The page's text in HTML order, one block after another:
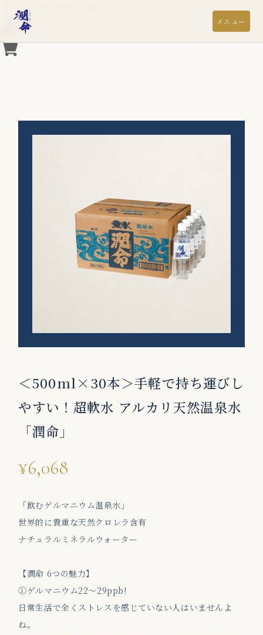
【公式】飲む温泉水 潤命
＜500ml×30本＞手軽で持ち運びし
やすい！超軟水 アルカリ天然温泉水
「潤命」
¥6,068
「飲むゲルマニウム温泉水」
世界的に貴重な天然クロレラ含有
ナチュラルミネラルウォーター
【潤命 6つの魅力】
①ゲルマニウム22～29ppb!
日常生活で全くストレスを感じていない人はいませんよ
ね。